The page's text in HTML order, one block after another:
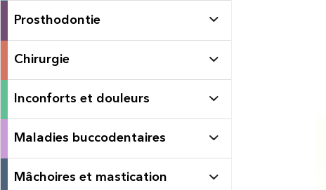
Prosthodontie
Chirurgie
Inconforts et douleurs
Maladies buccodentaires
Mâchoires et mastication